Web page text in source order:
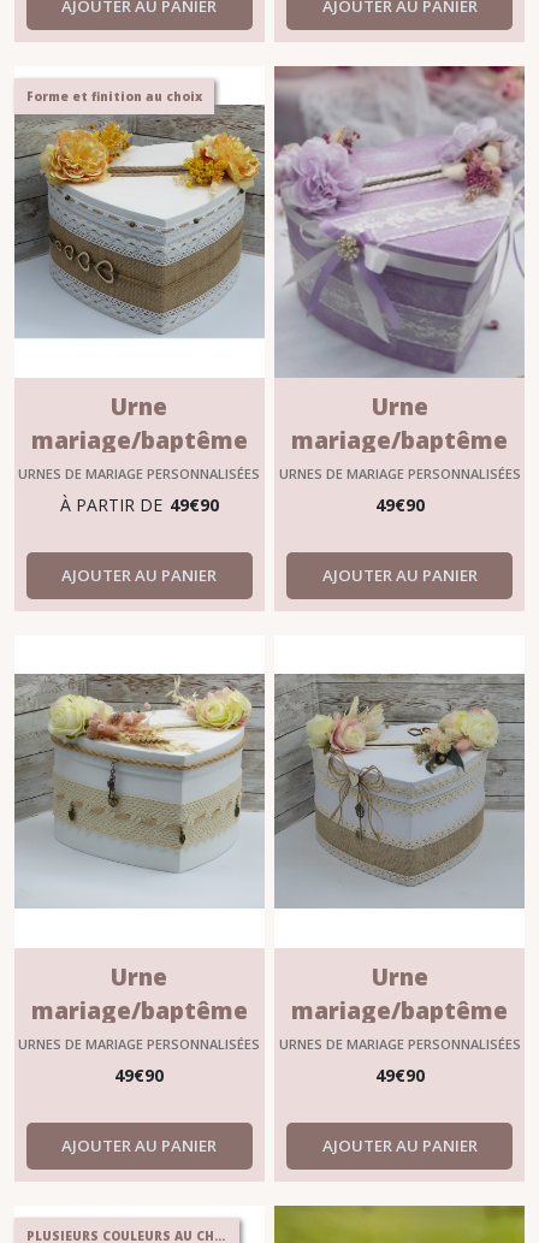
AJOUTER AU PANIER AJOUTER AU PANIER
Forme et finition au choix
Urne
mariage/baptême
personnalisable
?"JUDÉLIE"
URNES DE MARIAGE PERSONNALISÉES
À PARTIR DE 49€90
AJOUTER AU PANIER
Urne
mariage/baptême
personnalisable
?"LAUVINIA"
URNES DE MARIAGE PERSONNALISÉES
49€90
AJOUTER AU PANIER
Urne
mariage/baptême
personnalisable
?"ARCELINE"
URNES DE MARIAGE PERSONNALISÉES
49€90
AJOUTER AU PANIER
Urne
mariage/baptême
personnalisable
"PAULINE" 2
URNES DE MARIAGE PERSONNALISÉES
49€90
AJOUTER AU PANIER
PLUSIEURS COULEURS AU CHOIX